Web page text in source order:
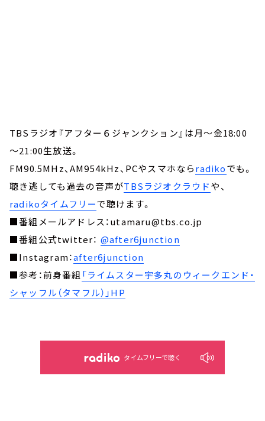
TBSラジオ『アフター６ジャンクション』は月～金18:00
～21:00生放送。
FM90.5MHz、AM954kHz、PCやスマホならradikoでも。
聴き逃しても過去の音声がTBSラジオクラウドや、
radikoタイムフリーで聴けます。
■番組メールアドレス：utamaru@tbs.co.jp
■番組公式twitter： @after6junction
■Instagram：after6junction
■参考：前身番組 「ライムスター宇多丸のウィークエンド・
シャッフル（タマフル）」HP
タイムフリーで聴く